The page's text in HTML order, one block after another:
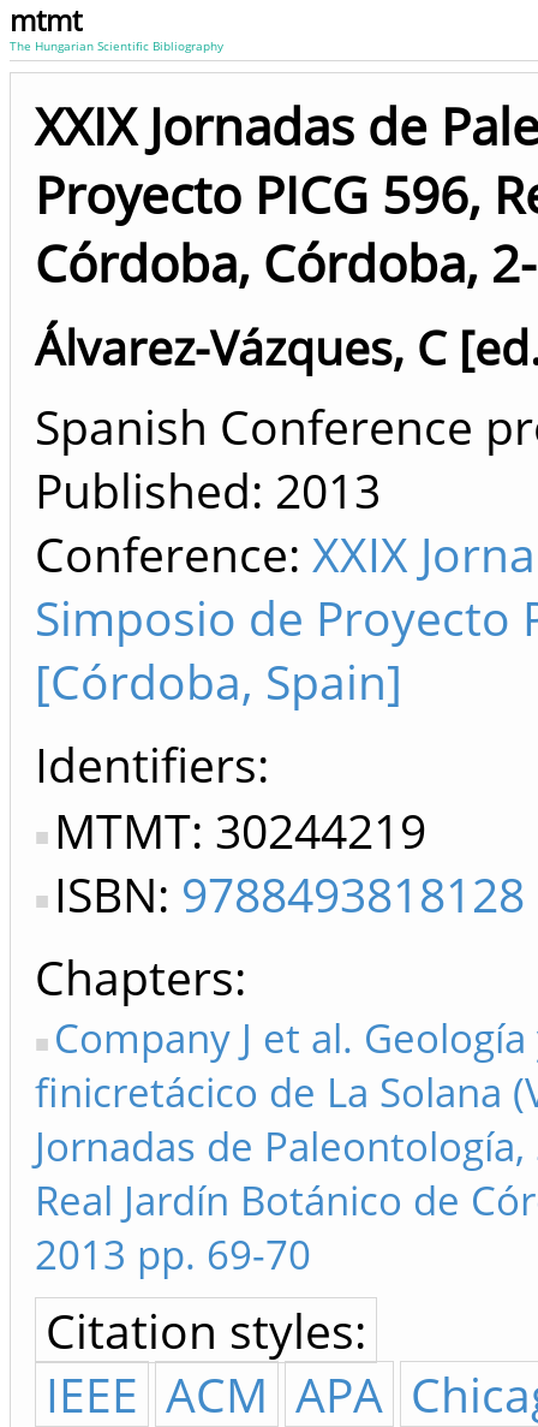
mtmt
The Hungarian Scientific Bibliography
XXIX Jornadas de
Proyecto PICG 596,
Córdoba, Córdoba,
Álvarez-Vázques, C
Spanish Conference
Published: 2013
Conference: XXIX
Simposio de Proyecto
[Córdoba, Spain]
Identifiers
MTMT: 30244219
ISBN: 9788493818128
Chapters
Company J et al.
finicretácico de La Solana
Jornadas de
Real Jardín Botánico de
2013 pp. 69-70
Citation styles:
IEEE ACM APA